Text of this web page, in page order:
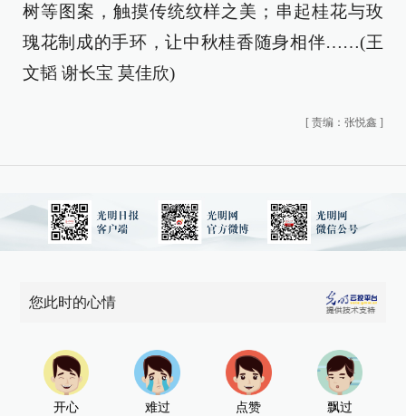
树等图案，触摸传统纹样之美；串起桂花与玫
瑰花制成的手环，让中秋桂香随身相伴……(王
文韬 谢长宝 莫佳欣)
[ 责编：张悦鑫 ]
您此时的心情
开心 难过 点赞 飘过